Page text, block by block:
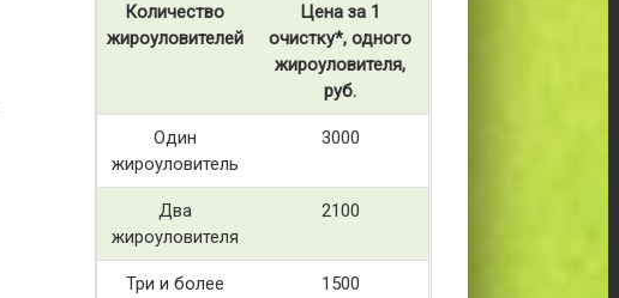
Количество
жироуловителей
Цена за 1
очистку*, одного
жироуловителя,
руб.
Один
жироуловитель
3000
Два
жироуловителя
2100
Три и более
1500